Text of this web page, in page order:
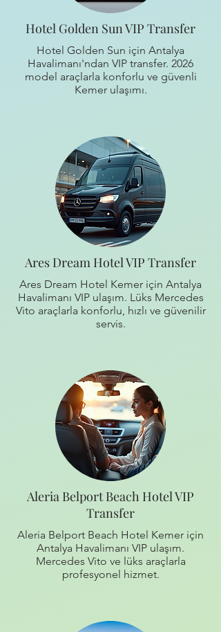
Hotel Golden Sun VIP Transfer
Hotel Golden Sun için Antalya
Havalimanı'ndan VIP transfer. 2026
model araçlarla konforlu ve güvenli
Kemer ulaşımı.
Ares Dream Hotel VIP Transfer
Ares Dream Hotel Kemer için Antalya
Havalimanı VIP ulaşım. Lüks Mercedes
Vito araçlarla konforlu, hızlı ve güvenilir
servis.
Aleria Belport Beach Hotel VIP
Transfer
Aleria Belport Beach Hotel Kemer için
Antalya Havalimanı VIP ulaşım.
Mercedes Vito ve lüks araçlarla
profesyonel hizmet.